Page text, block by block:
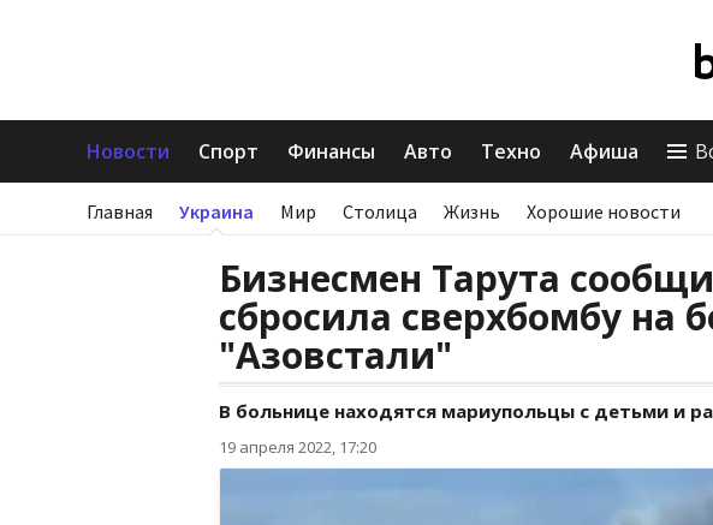
Новости Спорт Финансы Авто Техно Афиша
Главная Украина Мир Столица Жизнь Хорошие новости
Бизнесмен Тарута
сбросила сверхбомбу на
"Азовстали"
В больнице находятся мариупольцы с детьми и
19 апреля 2022, 17:20